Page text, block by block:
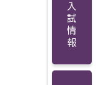
入試情報